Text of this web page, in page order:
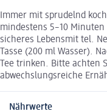
Immer mit sprudelnd
mindestens 5–10
sicheres Lebensmit tel.
Tasse (200 ml Wasser).
Tee trinken. Bitte achten
abwechslungsreiche
Nährwerte